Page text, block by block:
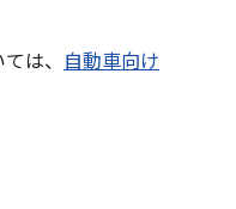
は、 自動車向け